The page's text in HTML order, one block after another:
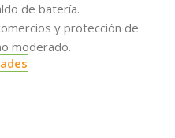
de batería.
y protección de
moderado.